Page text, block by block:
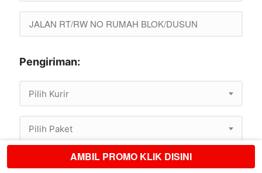
Pengiriman:
Pilih Kurir
Pilih Paket
`
AMBIL PROMO KLIK DISINI